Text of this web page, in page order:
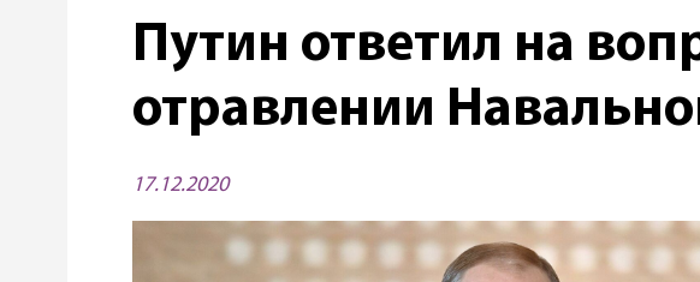
Путин ответил на
отравлении
17.12.2020